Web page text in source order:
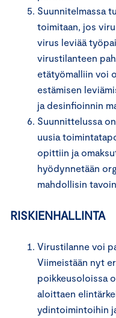
Suunnitelmassa
toimitaan, jos
virus leviää
virustilanteen
etätyömalliin voi
estämisen
ja desinfioinnin
Suunnittelussa
uusia
opittiin ja
hyödynnetään
mahdollisin
RISKIENHALLINTA
Virustilanne voi
Viimeistään nyt
poikkeusoloissa
aloittaen
ydintoimintoihin